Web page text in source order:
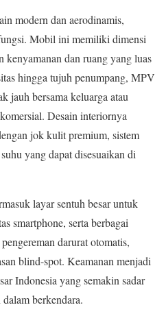
modern dan aerodinamis,
Mobil ini memiliki dimensi
kenyamanan dan ruang yang luas
hingga tujuh penumpang, MPV
jauh bersama keluarga atau
Desain interiornya
jok kulit premium, sistem
yang dapat disesuaikan di
layar sentuh besar untuk
smartphone, serta berbagai
darurat otomatis,
blind-spot. Keamanan menjadi
Indonesia yang semakin sadar
berkendara.